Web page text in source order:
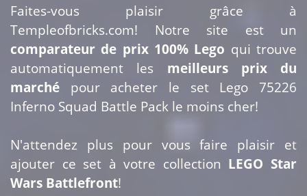
Faites-vous plaisir grâce à
Templeofbricks.com! Notre site est un
comparateur de prix 100% Lego qui trouve
automatiquement les meilleurs prix du
marché pour acheter le set Lego 75226
Inferno Squad Battle Pack le moins cher!
N'attendez plus pour vous faire plaisir et
ajouter ce set à votre collection LEGO Star
Wars Battlefront!